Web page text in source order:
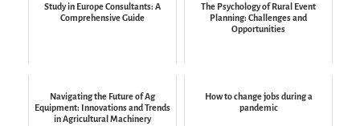
Study in Europe Consultants: A
Comprehensive Guide
The Psychology of Rural Event
Planning: Challenges and
Opportunities
Navigating the Future of Ag
Equipment: Innovations and Trends
in Agricultural Machinery
How to change jobs during a
pandemic